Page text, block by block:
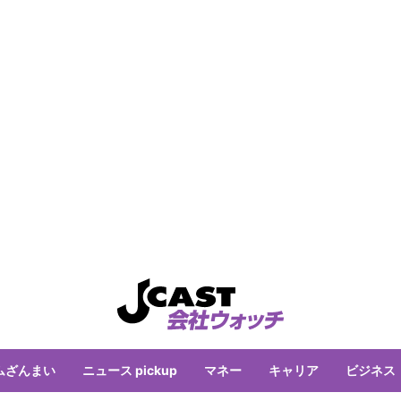
ざんまい ニュース pickup マネー キャリア ビジネス